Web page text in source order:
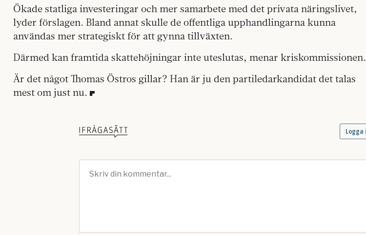
Ökade statliga investeringar och mer samarbete med det privata näringslivet,
lyder förslagen. Bland annat skulle de offentliga upphandlingarna kunna
användas mer strategiskt för att gynna tillväxten.
Därmed kan framtida skattehöjningar inte uteslutas, menar kriskommissionen.
Är det något Thomas Östros gillar? Han är ju den partiledarkandidat det talas
mest om just nu.